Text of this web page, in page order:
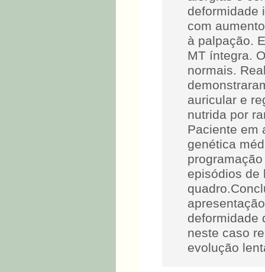
deformidade
com
à palpação.
MT íntegra.
normais.
auricular e
nutrida por
Paciente em
genética
episódios de
deformidade
neste caso
evolução